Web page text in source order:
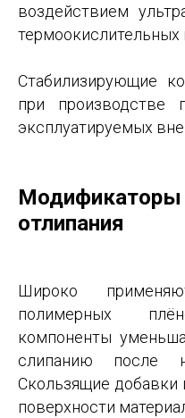
воздействием
термоокислительных
Стабилизирующие
при производстве
эксплуатируемых
Модификаторы
отлипания
Широко
полимерных
компоненты
слипанию после
Скользящие добавки
поверхности